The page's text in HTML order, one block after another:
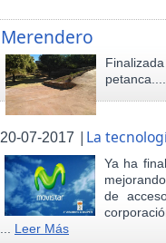
Merendero
20-07-2017 | La
Ya ha
de
Leer Más